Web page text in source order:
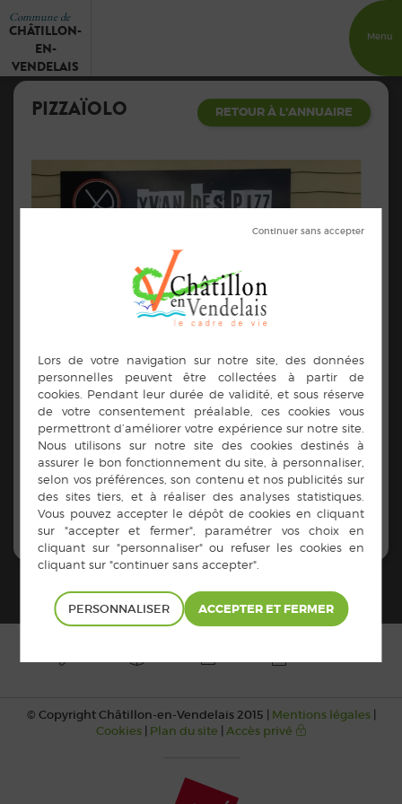
Commune de
CHÂTILLON-
EN-
VENDELAIS
Menu
PIZZAÏOLO RETOUR À L'ANNUAIRE
Ventes à emporter de pizza, pizzaninis et croques
Adresse :
8 rue du lac 35210 Châtillon-en-Vendelais
Contacts :
02.99.76.71.87
https://www.yvandespizz.fr/index
© Copyright Châtillon-en-Vendelais 2015 | Mentions légales|
Cookies| Plan du site | Accès privé
PERSONNALISER